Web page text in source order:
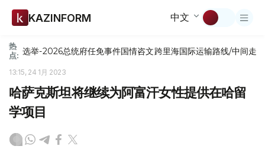
KAZINFORM 中文
热
点: 选举-2026总统府任免事件国情咨文跨里海国际运输路线/中间走廊
13:15, 24 1月 2023
哈萨克斯坦将继续为阿富汗女性提供在哈留
学项目